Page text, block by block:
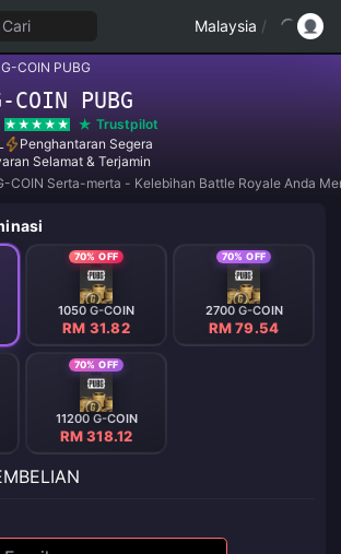
Cari Malaysia /
COIN PUBG
COIN PUBG
Trustpilot
Penghantaran Segera
Selamat & Terjamin
COIN Serta-merta - Kelebihan Battle Royale Anda
70% OFF
1050 G-COIN
RM 31.82
70% OFF
2700 G-COIN
RM 79.54
70% OFF
11200 G-COIN
RM 318.12